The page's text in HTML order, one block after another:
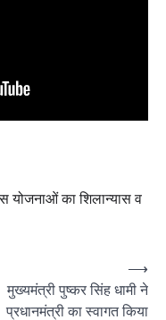
योजनाओं का शिलान्यास व
मुख्यमंत्री पुष्कर सिंह धामी ने
प्रधानमंत्री का स्वागत किया
⟶